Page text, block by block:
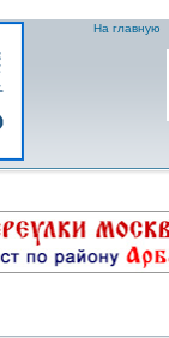
На главную